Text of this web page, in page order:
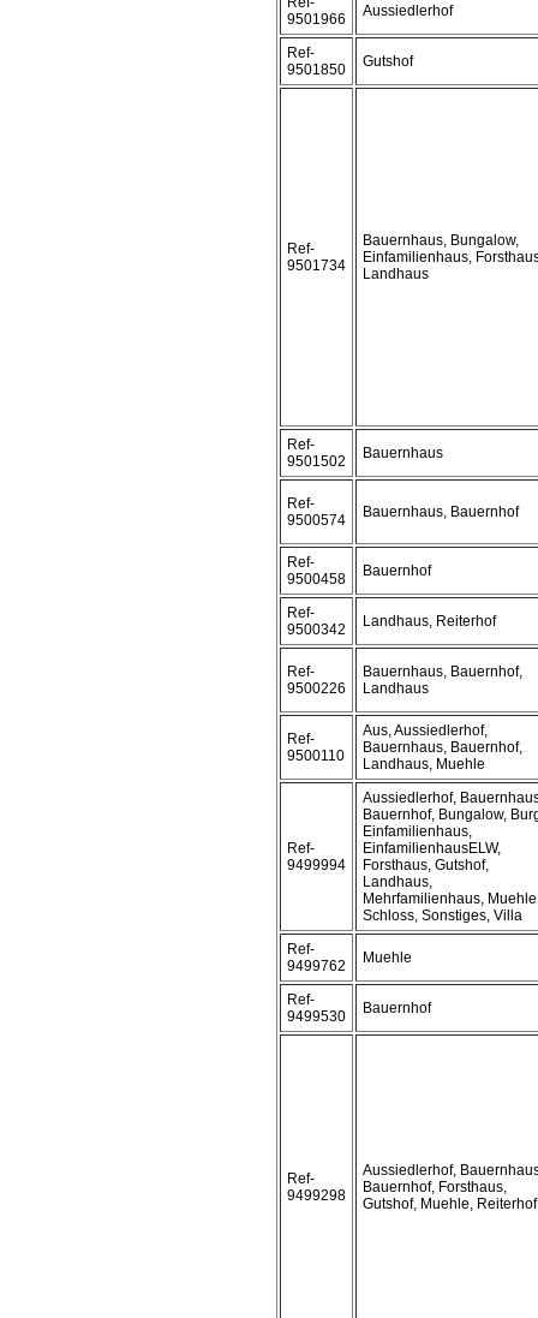
9501966
Aussiedlerhof
Ref-
9501850
Gutshof
Ref-
9501734
Bauernhaus, Bungalow,
Einfamilienhaus,
Landhaus
Ref-
9501502
Bauernhaus
Ref-
9500574
Bauernhaus, Bauernhof
Ref-
9500458
Bauernhof
Ref-
9500342
Landhaus, Reiterhof
Ref-
9500226
Bauernhaus, Bauernhof,
Landhaus
Ref-
9500110
Aus, Aussiedlerhof,
Bauernhaus, Bauernhof,
Landhaus, Muehle
Ref-
9499994
Aussiedlerhof,
Bauernhof, Bungalow,
Einfamilienhaus,
EinfamilienhausELW,
Forsthaus, Gutshof,
Landhaus,
Mehrfamilienhaus,
Schloss, Sonstiges, Villa
Ref-
9499762
Muehle
Ref-
9499530
Bauernhof
Ref-
9499298
Aussiedlerhof,
Bauernhof, Forsthaus,
Gutshof, Muehle, Reiterhof